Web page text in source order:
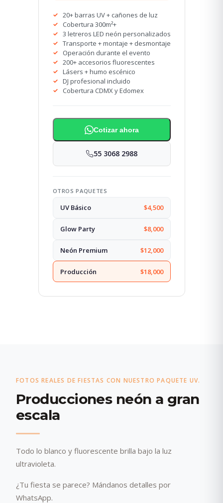
20+ barras UV + cañones de luz
Cobertura 300m²+
3 letreros LED neón personalizados
Transporte + montaje + desmontaje
Operación durante el evento
200+ accesorios fluorescentes
Lásers + humo escénico
DJ profesional incluido
Cobertura CDMX y Edomex
Cotizar ahora
55 3068 2988
OTROS PAQUETES
UV Básico $4,500
Glow Party $8,000
Neón Premium $12,000
Producción $18,000
FOTOS REALES DE FIESTAS CON NUESTRO PAQUETE UV.
Producciones neón a gran
escala
Todo lo blanco y fluorescente brilla bajo la luz
ultravioleta.
¿Tu fiesta se parece? Mándanos detalles por
WhatsApp.